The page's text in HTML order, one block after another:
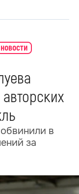
новости
в
за